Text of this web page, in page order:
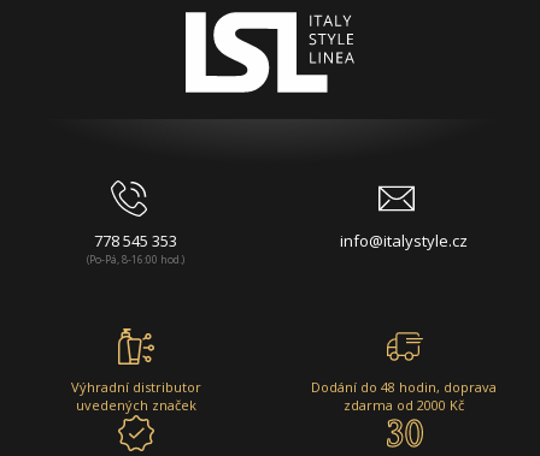
778 545 353
(Po-Pá, 8-16:00 hod.)
info@italystyle.cz
Výhradní distributor
uvedených značek
Dodání do 48 hodin, doprava
zdarma od 2000 Kč